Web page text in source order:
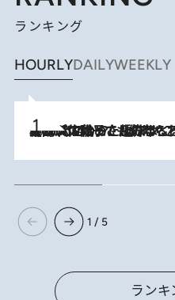
ランキング
HOURLYDAILYWEEKLY
2026.8.5
【阿川佐和子さんの年とる力】なぜ70代で始めた趣味は“こんなに楽しい”のか？ ピアノ、俳句…スランプに陥っても続けられる“ある秘訣”とは
1 / 5
ラン